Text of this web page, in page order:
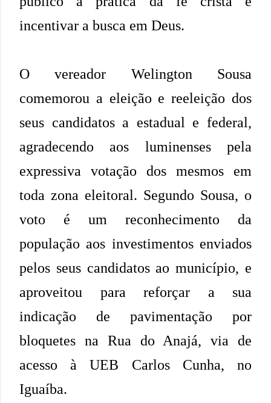
incentivar a busca em Deus.
O vereador Welington Sousa
comemorou a eleição e reeleição dos
seus candidatos a estadual e federal,
agradecendo aos luminenses pela
expressiva votação dos mesmos em
toda zona eleitoral. Segundo Sousa, o
voto é um reconhecimento da
população aos investimentos enviados
pelos seus candidatos ao município, e
aproveitou para reforçar a sua
indicação de pavimentação por
bloquetes na Rua do Anajá, via de
acesso à UEB Carlos Cunha, no
Iguaíba.